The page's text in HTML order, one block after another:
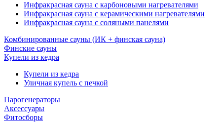
Инфракрасная сауна с карбоновыми нагревателями
Инфракрасная сауна с керамическими нагревателями
Инфракрасная сауна с соляными панелями
Комбинированные сауны (ИК + финская сауна)
Финские сауны
Купели из кедра
Купели из кедра
Уличная купель с печкой
Парогенераторы
Аксессуары
Фитосборы